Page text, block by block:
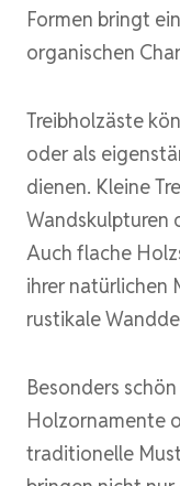
Formen bringt
organischen
Treibholzäste
oder als
dienen. Kleine
Wandskulpturen
Auch flache
ihrer natürlichen
rustikale
Besonders
Holzornamente
traditionelle